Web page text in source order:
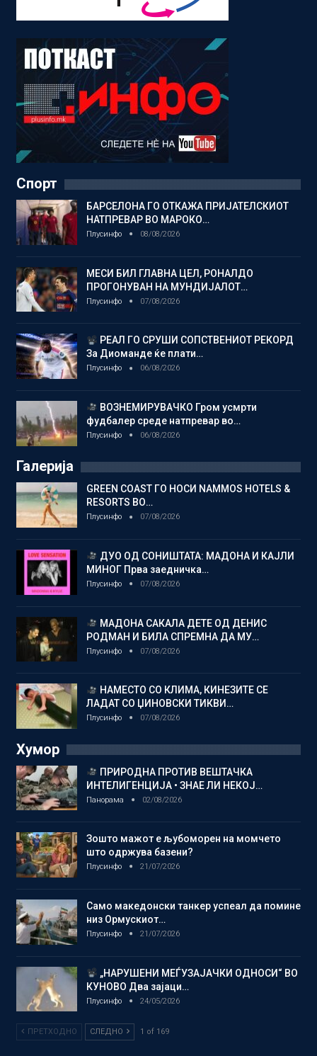
Спорт
БАРСЕЛОНА ГО ОТКАЖА ПРИЈАТЕЛСКИОТ
НАТПРЕВАР ВО МАРОКО…
Плусинфо 08/08/2026
МЕСИ БИЛ ГЛАВНА ЦЕЛ, РОНАЛДО
ПРОГОНУВАН НА МУНДИЈАЛОТ…
Плусинфо 07/08/2026
РЕАЛ ГО СРУШИ СОПСТВЕНИОТ РЕКОРД
За Диоманде ќе плати…
Плусинфо 06/08/2026
ВОЗНЕМИРУВАЧКО Гром усмрти
фудбалер среде натпревар во…
Плусинфо 06/08/2026
Галерија
GREEN COAST ГО НОСИ NAMMOS HOTELS &
RESORTS ВО…
Плусинфо 07/08/2026
ДУО ОД СОНИШТАТА: МАДОНА И КАЈЛИ
МИНОГ Прва заедничка…
Плусинфо 07/08/2026
МАДОНА САКАЛА ДЕТЕ ОД ДЕНИС
РОДМАН И БИЛА СПРЕМНА ДА МУ…
Плусинфо 07/08/2026
НАМЕСТО СО КЛИМА, КИНЕЗИТЕ СЕ
ЛАДАТ СО ЏИНОВСКИ ТИКВИ…
Плусинфо 07/08/2026
Хумор
ПРИРОДНА ПРОТИВ ВЕШТАЧКА
ИНТЕЛИГЕНЦИЈА • ЗНАЕ ЛИ НЕКОЈ…
Панорама 02/08/2026
Зошто мажот е љубоморен на момчето
што одржува базени?
Плусинфо 21/07/2026
Само македонски танкер успеал да помине
низ Ормускиот…
Плусинфо 21/07/2026
„НАРУШЕНИ МЕЃУЗАЈАЧКИ ОДНОСИ“ ВО
КУНОВО Два зајаци…
Плусинфо 24/05/2026
ПРЕТХОДНО СЛЕДНО 1 of 169